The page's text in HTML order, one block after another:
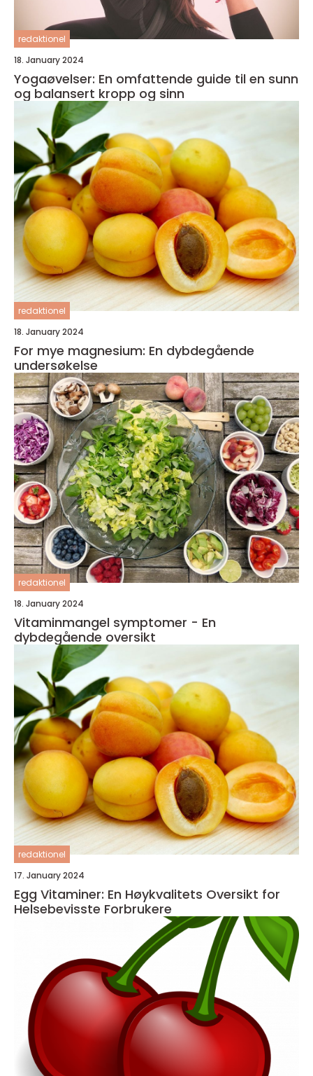
redaktionel
18. January 2024
Yogaøvelser: En omfattende guide til en sunn
og balansert kropp og sinn
redaktionel
18. January 2024
For mye magnesium: En dybdegående
undersøkelse
redaktionel
18. January 2024
Vitaminmangel symptomer - En
dybdegående oversikt
redaktionel
17. January 2024
Egg Vitaminer: En Høykvalitets Oversikt for
Helsebevisste Forbrukere